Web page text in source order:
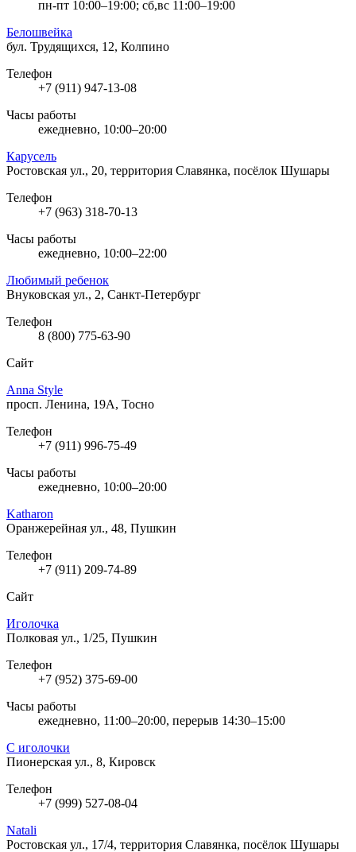
пн-пт 10:00–19:00; сб,вс 11:00–19:00
Белошвейка
бул. Трудящихся, 12, Колпино
Телефон
+7 (911) 947-13-08
Часы работы
ежедневно, 10:00–20:00
Карусель
Ростовская ул., 20, территория Славянка, посёлок Шушары
Телефон
+7 (963) 318-70-13
Часы работы
ежедневно, 10:00–22:00
Любимый ребенок
Внуковская ул., 2, Санкт-Петербург
Телефон
8 (800) 775-63-90
Сайт
Anna Style
просп. Ленина, 19А, Тосно
Телефон
+7 (911) 996-75-49
Часы работы
ежедневно, 10:00–20:00
Katharon
Оранжерейная ул., 48, Пушкин
Телефон
+7 (911) 209-74-89
Сайт
Иголочка
Полковая ул., 1/25, Пушкин
Телефон
+7 (952) 375-69-00
Часы работы
ежедневно, 11:00–20:00, перерыв 14:30–15:00
С иголочки
Пионерская ул., 8, Кировск
Телефон
+7 (999) 527-08-04
Natali
Ростовская ул., 17/4, территория Славянка, посёлок Шушары